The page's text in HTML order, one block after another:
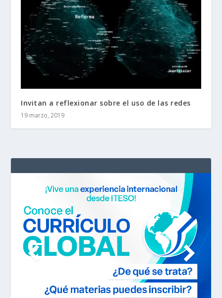
Invitan a reflexionar sobre el uso de las redes
19 marzo, 2019